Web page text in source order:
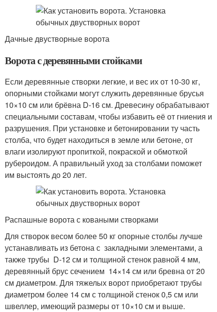
Дачные двустворные ворота
Ворота с деревянными стойками
Если деревянные створки легкие, и вес их от 10-30 кг,
опорными стойками могут служить деревянные брусья
10×10 см или брёвна D-16 см. Древесину обрабатывают
специальными составам, чтобы избавить её от гниения и
разрушения. При установке и бетонировании ту часть
столба, что будет находиться в земле или бетоне, от
влаги изолируют пропиткой, покраской и обмоткой
рубероидом. А правильный уход за столбами поможет
им выстоять до 20 лет.
Распашные ворота с коваными створками
Для створок весом более 50 кг опорные столбы лучше
устанавливать из бетона с закладными элементами, а
также трубы D-12 см и толщиной стенок равной 4 мм,
деревянный брус сечением 14×14 см или бревна от 20
см диаметром. Для тяжелых ворот приобретают трубы
диаметром более 14 см с толщиной стенок 0,5 см или
швеллер, имеющий размеры от 10×10 см и выше.